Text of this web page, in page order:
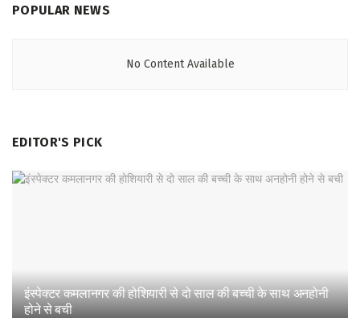
POPULAR NEWS
No Content Available
EDITOR'S PICK
इंस्पेक्टर कमलानगर की होशियारी से दो साल की बच्ची के साथ अनहोनी
होने से बची